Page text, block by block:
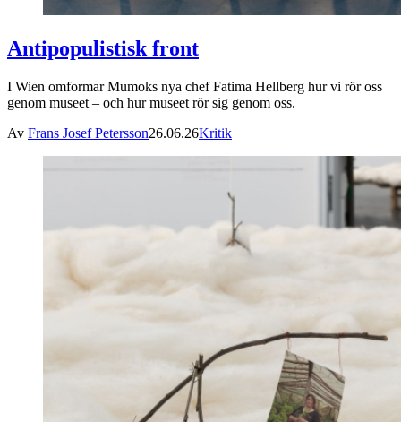
Antipopulistisk front
I Wien omformar Mumoks nya chef Fatima Hellberg hur vi rör oss
genom museet – och hur museet rör sig genom oss.
Av Frans Josef Petersson26.06.26Kritik